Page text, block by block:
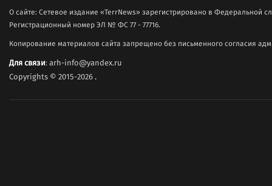
О сайте: Сетевое издание «TerrNews» зарегистрировано в Федеральной
Регистрационный номер ЭЛ № ФС 77 - 77716.
Копирование материалов сайта запрещено без письменного согласия
Для связи: arh-info@yandex.ru
Copyrights © 2015-2026.